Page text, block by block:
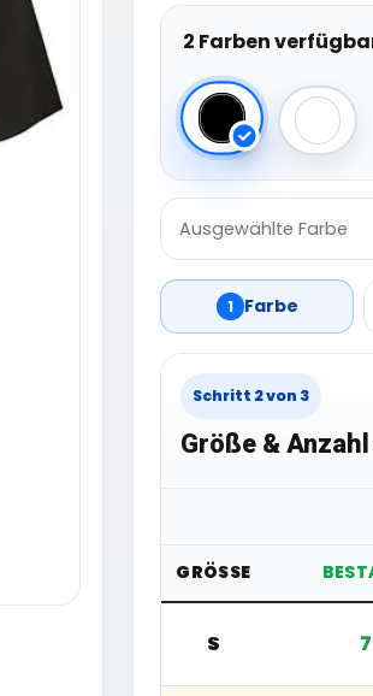
2 Farben
Black White
Ausgewählte Farbe
1 Farbe
Schritt 2 von 3
Größe &
GRÖSSE
S 7